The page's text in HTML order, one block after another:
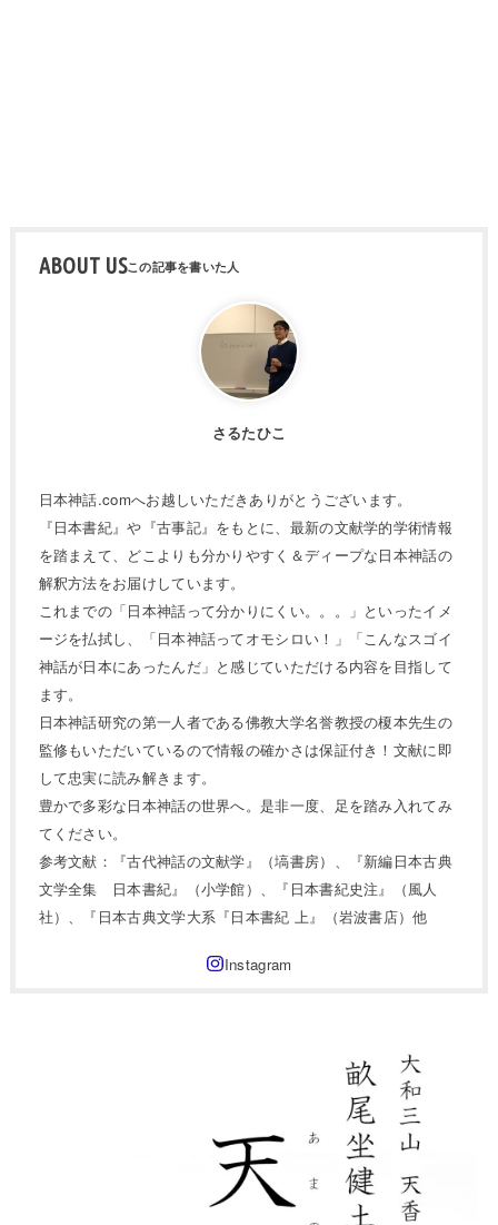
ABOUT US
さるたひこ
日本神話.comへお越しいただきありがとうございます。
『日本書紀』や『古事記』をもとに、最新の文献学的学術情報
を踏まえて、どこよりも分かりやすく＆ディープな日本神話の
解釈方法をお届けしています。
これまでの「日本神話って分かりにくい。。。」といったイメ
ージを払拭し、「日本神話ってオモシロい！」「こんなスゴイ
神話が日本にあったんだ」と感じていただける内容を目指して
ます。
日本神話研究の第一人者である佛教大学名誉教授の榎本先生の
監修もいただいているので情報の確かさは保証付き！文献に即
して忠実に読み解きます。
豊かで多彩な日本神話の世界へ。是非一度、足を踏み入れてみ
てください。
参考文献：『古代神話の文献学』（塙書房）、『新編日本古典
文学全集 日本書紀』（小学館）、『日本書紀史注』（風人
社）、『日本古典文学大系『日本書紀 上』（岩波書店）他